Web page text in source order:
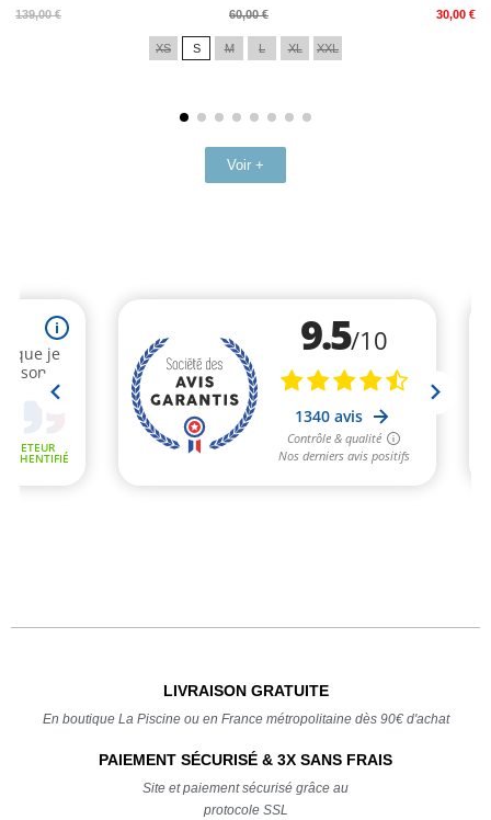
139,00 €
Prix
60,00 € 30,00 €
Prix
XS S M L XL XXL
Voir +
LIVRAISON GRATUITE
En boutique La Piscine ou en France métropolitaine dès 90€ d'achat
PAIEMENT SÉCURISÉ & 3X SANS FRAIS
Site et paiement sécurisé grâce au
protocole SSL